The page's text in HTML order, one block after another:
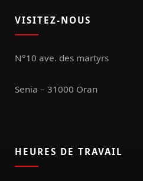
VISITEZ-NOUS
N°10 ave. des martyrs
Senia – 31000 Oran
HEURES DE TRAVAIL